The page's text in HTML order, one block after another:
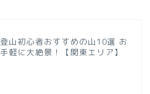
登山初心者おすすめの山10選 お
手軽に大絶景！【関東エリア】